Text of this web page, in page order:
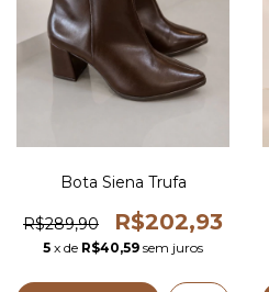
Bota Siena Trufa
R$289,90 R$202,93
5 x de R$40,59 sem juros